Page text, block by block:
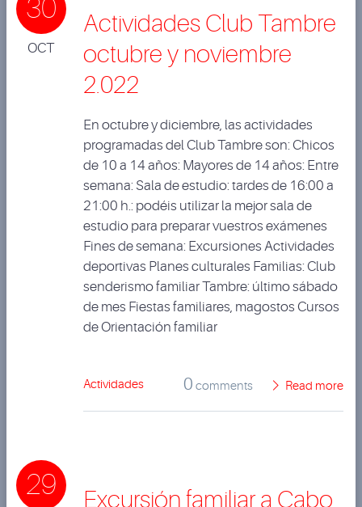
30
OCT
Actividades Club Tambre
octubre y noviembre
2.022
En octubre y diciembre, las actividades
programadas del Club Tambre son: Chicos
de 10 a 14 años: Mayores de 14 años: Entre
semana: Sala de estudio: tardes de 16:00 a
21:00 h.: podéis utilizar la mejor sala de
estudio para preparar vuestros exámenes
Fines de semana: Excursiones Actividades
deportivas Planes culturales Familias: Club
senderismo familiar Tambre: último sábado
de mes Fiestas familiares, magostos Cursos
de Orientación familiar
Actividades 0 comments Read more
29
Excursión familiar a Cabo